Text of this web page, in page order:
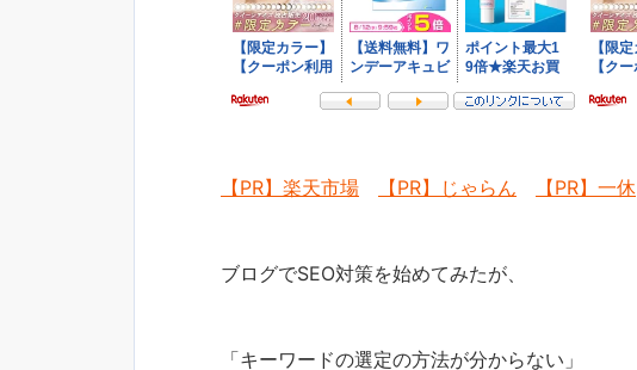
【PR】楽天市場 【PR】じゃらん 【PR】一休
ブログでSEO対策を始めてみたが、
「キーワードの選定の方法が分からない」